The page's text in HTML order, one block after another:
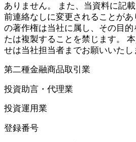
ありません。 また、当資料に記
前連絡なしに変更されることが
の著作権は当社に属し、その目的
たは複製することを禁じます。
せは当社担当者までお願いいたし
第二種金融商品取引業
投資助言・代理業
投資運用業
登録番号